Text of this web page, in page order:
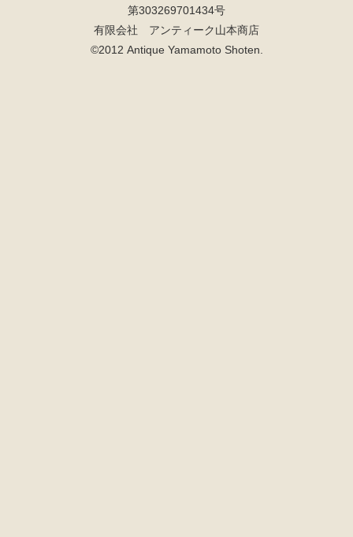
第303269701434号
有限会社 アンティーク山本商店
©2012 Antique Yamamoto Shoten.